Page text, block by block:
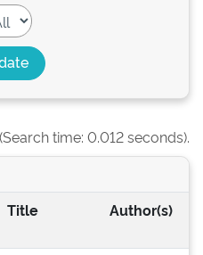
time: 0.012 seconds).
Title Author(s)